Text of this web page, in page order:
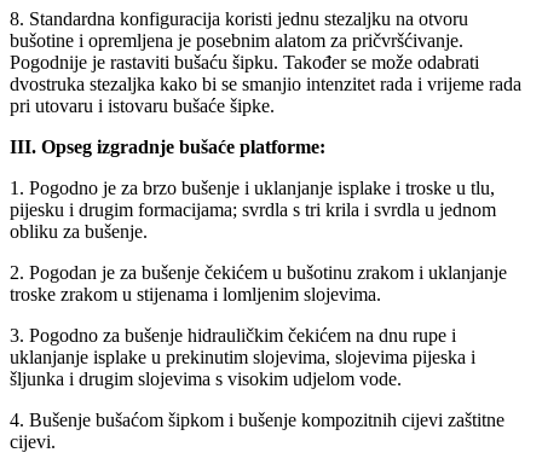
8. Standardna konfiguracija koristi jednu stezaljku na otvoru
bušotine i opremljena je posebnim alatom za pričvršćivanje.
Pogodnije je rastaviti bušaću šipku. Također se može odabrati
dvostruka stezaljka kako bi se smanjio intenzitet rada i vrijeme rada
pri utovaru i istovaru bušaće šipke.
III. Opseg izgradnje bušaće platforme:
1. Pogodno je za brzo bušenje i uklanjanje isplake i troske u tlu,
pijesku i drugim formacijama; svrdla s tri krila i svrdla u jednom
obliku za bušenje.
2. Pogodan je za bušenje čekićem u bušotinu zrakom i uklanjanje
troske zrakom u stijenama i lomljenim slojevima.
3. Pogodno za bušenje hidrauličkim čekićem na dnu rupe i
uklanjanje isplake u prekinutim slojevima, slojevima pijeska i
šljunka i drugim slojevima s visokim udjelom vode.
4. Bušenje bušaćom šipkom i bušenje kompozitnih cijevi zaštitne
cijevi.